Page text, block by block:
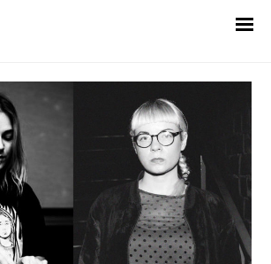
Interview